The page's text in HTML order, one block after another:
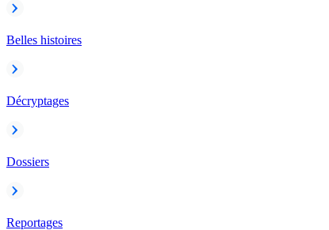
Belles histoires
Décryptages
Dossiers
Reportages